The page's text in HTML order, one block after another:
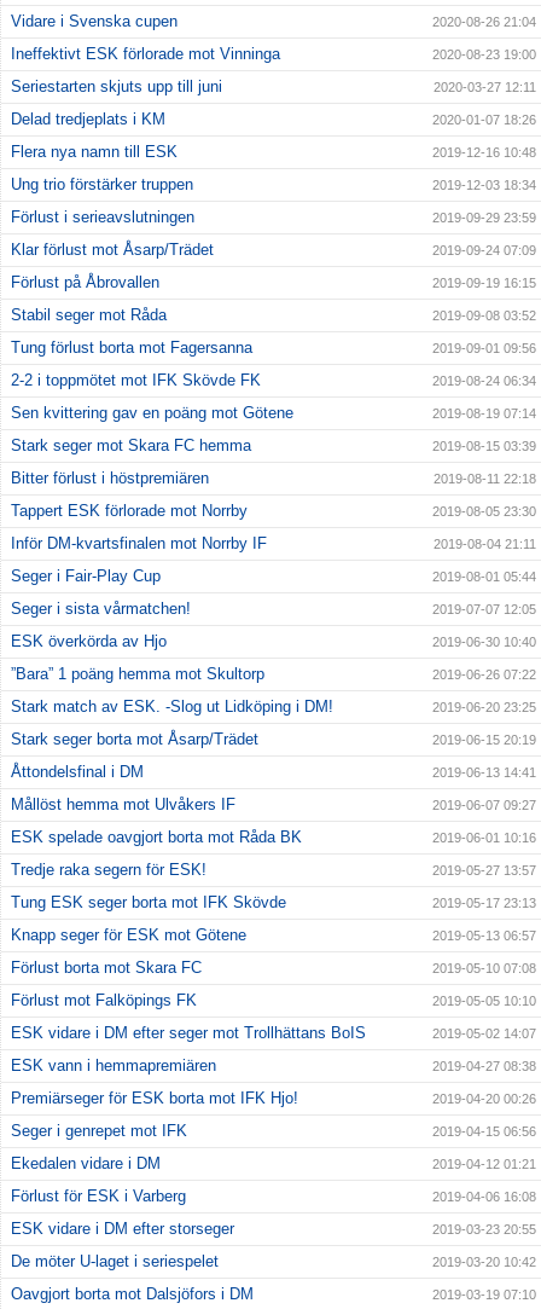
Vidare i Svenska cupen 2020-08-26 21:04
Ineffektivt ESK förlorade mot Vinninga 2020-08-23 19:00
Seriestarten skjuts upp till juni 2020-03-27 12:11
Delad tredjeplats i KM 2020-01-07 18:26
Flera nya namn till ESK 2019-12-16 10:48
Ung trio förstärker truppen 2019-12-03 18:34
Förlust i serieavslutningen 2019-09-29 23:59
Klar förlust mot Åsarp/Trädet 2019-09-24 07:09
Förlust på Åbrovallen 2019-09-19 16:15
Stabil seger mot Råda 2019-09-08 03:52
Tung förlust borta mot Fagersanna 2019-09-01 09:56
2-2 i toppmötet mot IFK Skövde FK 2019-08-24 06:34
Sen kvittering gav en poäng mot Götene 2019-08-19 07:14
Stark seger mot Skara FC hemma 2019-08-15 03:39
Bitter förlust i höstpremiären 2019-08-11 22:18
Tappert ESK förlorade mot Norrby 2019-08-05 23:30
Inför DM-kvartsfinalen mot Norrby IF 2019-08-04 21:11
Seger i Fair-Play Cup 2019-08-01 05:44
Seger i sista vårmatchen! 2019-07-07 12:05
ESK överkörda av Hjo 2019-06-30 10:40
”Bara” 1 poäng hemma mot Skultorp 2019-06-26 07:22
Stark match av ESK. -Slog ut Lidköping i DM! 2019-06-20 23:25
Stark seger borta mot Åsarp/Trädet 2019-06-15 20:19
Åttondelsfinal i DM 2019-06-13 14:41
Mållöst hemma mot Ulvåkers IF 2019-06-07 09:27
ESK spelade oavgjort borta mot Råda BK 2019-06-01 10:16
Tredje raka segern för ESK! 2019-05-27 13:57
Tung ESK seger borta mot IFK Skövde 2019-05-17 23:13
Knapp seger för ESK mot Götene 2019-05-13 06:57
Förlust borta mot Skara FC 2019-05-10 07:08
Förlust mot Falköpings FK 2019-05-05 10:10
ESK vidare i DM efter seger mot Trollhättans BoIS 2019-05-02 14:07
ESK vann i hemmapremiären 2019-04-27 08:38
Premiärseger för ESK borta mot IFK Hjo! 2019-04-20 00:26
Seger i genrepet mot IFK 2019-04-15 06:56
Ekedalen vidare i DM 2019-04-12 01:21
Förlust för ESK i Varberg 2019-04-06 16:08
ESK vidare i DM efter storseger 2019-03-23 20:55
De möter U-laget i seriespelet 2019-03-20 10:42
Oavgjort borta mot Dalsjöfors i DM 2019-03-19 07:10